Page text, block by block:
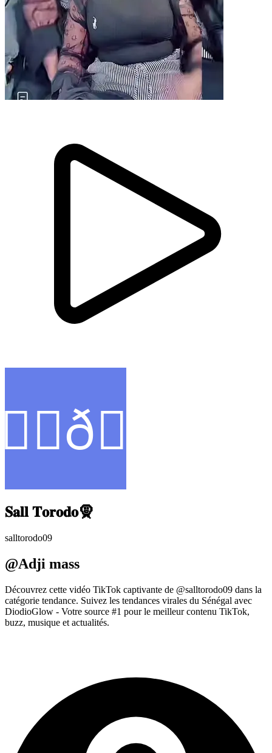
𝐒𝐚𝐥𝐥 𝐓𝐨𝐫𝐨𝐝𝐨🧕
salltorodo09
@Adji mass
Découvrez cette vidéo TikTok captivante de @salltorodo09 dans la
catégorie tendance. Suivez les tendances virales du Sénégal avec
DiodioGlow - Votre source #1 pour le meilleur contenu TikTok,
buzz, musique et actualités.